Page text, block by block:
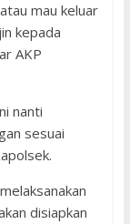
mau keluar
kepada
AKP
nanti
sesuai
disiapkan